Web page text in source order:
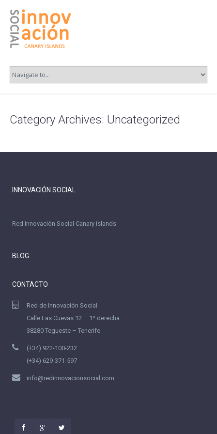
Category Archives: Uncategorized
INNOVACIÓN SOCIAL
Red Innovación Social Canary Islands
BLOG
CONTACTO
Red de Innovación Social
Calle Las Cuevas 12 – 1º derecha
38280 Tegueste – Tenerife
(+34) 922-100-232
(+34) 629-371-597
info@redinnovacionsocial.com